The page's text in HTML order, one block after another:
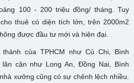
100 - 200 triệu đồng/ tháng. Tuy
thuê có diện tích lớn, trên 2000m2
được đầu tư mới và hiện đại.
của TPHCM như Củ Chi, Bình
cận như Long An, Đồng Nai, Bình
xưởng cũng có sự chênh lệch nhiều.